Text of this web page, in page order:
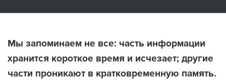
Мы запоминаем не все: часть информации
хранится короткое время и исчезает; другие
части проникают в кратковременную память.